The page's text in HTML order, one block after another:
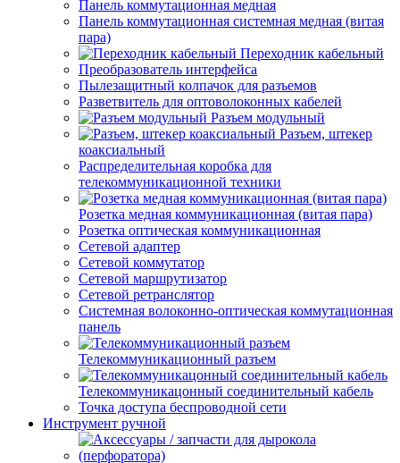
Панель коммутационная медная
Панель коммутационная системная медная (витая
пара)
Переходник кабельный
Преобразователь интерфейса
Пылезащитный колпачок для разъемов
Разветвитель для оптоволоконных кабелей
Разъем модульный
Разъем, штекер
коаксиальный
Распределительная коробка для
телекоммуникационной техники
Розетка медная коммуникационная (витая пара)
Розетка оптическая коммуникационная
Сетевой адаптер
Сетевой коммутатор
Сетевой маршрутизатор
Сетевой ретранслятор
Системная волоконно-оптическая коммутационная
панель
Телекоммуникационный разъем
Телекоммуникацонный соединительный кабель
Точка доступа беспроводной сети
Инструмент ручной